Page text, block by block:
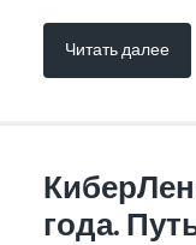
Читать далее
года.